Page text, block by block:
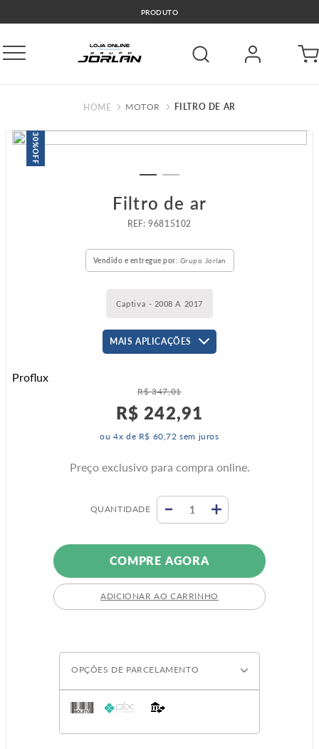
PRODUTO
MOTOR FILTRO DE AR
30%
OFF
Filtro de ar
:96815102
Vendido e entregue por: Grupo Jorlan
Captiva - 2008 A 2017
MAIS APLICAÇÕES
Proflux
R$ 347,01
R$ 242,91
ou4x de R$ 60 ,72 sem juros
Preço exclusivo para compra online.
QUANTIDADE
COMPRE AGORA
ADICIONAR AO CARRINHO
OPÇÕES DE PARCELAMENTO